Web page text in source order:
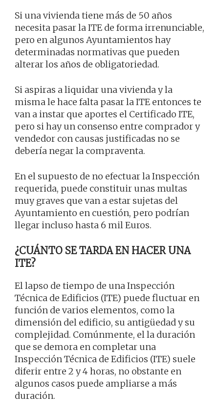
Si una vivienda tiene más de 50 años
necesita pasar la ITE de forma irrenunciable,
pero en algunos Ayuntamientos hay
determinadas normativas que pueden
alterar los años de obligatoriedad.
Si aspiras a liquidar una vivienda y la
misma le hace falta pasar la ITE entonces te
van a instar que aportes el Certificado ITE,
pero si hay un consenso entre comprador y
vendedor con causas justificadas no se
debería negar la compraventa.
En el supuesto de no efectuar la Inspección
requerida, puede constituir unas multas
muy graves que van a estar sujetas del
Ayuntamiento en cuestión, pero podrían
llegar incluso hasta 6 mil Euros.
¿CUÁNTO SE TARDA EN HACER UNA
ITE?
El lapso de tiempo de una Inspección
Técnica de Edificios (ITE) puede fluctuar en
función de varios elementos, como la
dimensión del edificio, su antigüedad y su
complejidad. Comúnmente, el la duración
que se demora en completar una
Inspección Técnica de Edificios (ITE) suele
diferir entre 2 y 4 horas, no obstante en
algunos casos puede ampliarse a más
duración.